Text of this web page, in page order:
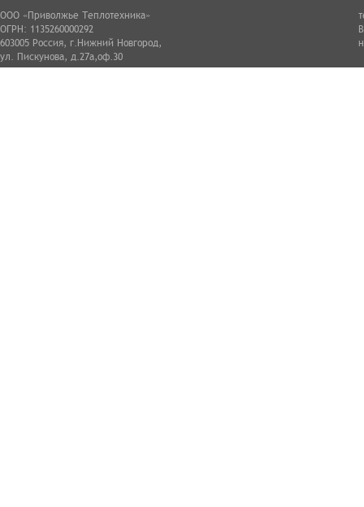
ООО «Приволжье Теплотехника»
ОГРН: 1135260000292
603005 Россия, г.Нижний Новгород,
ул. Пискунова, д.27а,оф.30